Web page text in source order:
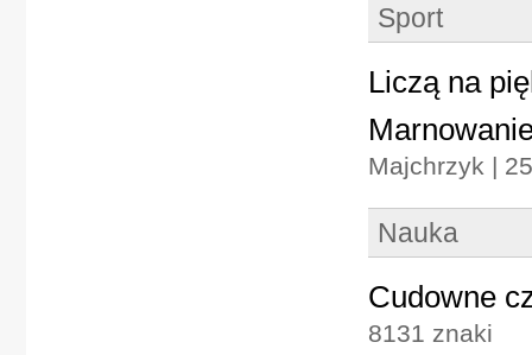
Sport
Liczą na
Majchrzyk |
Nauka
Cudowne
8131 znaki